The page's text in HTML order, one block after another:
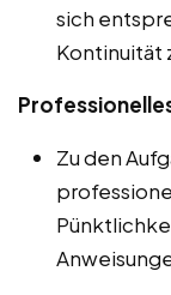
sich
Kontinuität
Zu den